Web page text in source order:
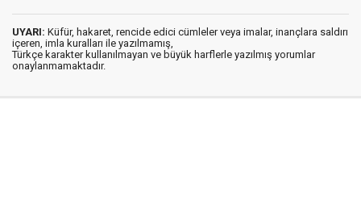
UYARI: Küfür, hakaret, rencide edici cümleler veya imalar, inançlara saldırı
içeren, imla kuralları ile yazılmamış,
Türkçe karakter kullanılmayan ve büyük harflerle yazılmış yorumlar
onaylanmamaktadır.